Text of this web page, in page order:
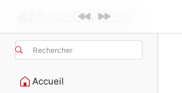
Rechercher
Accueil